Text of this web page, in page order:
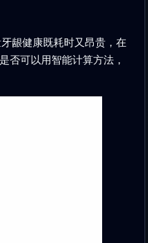
龈健康既耗时又昂贵，在
否可以用智能计算方法，